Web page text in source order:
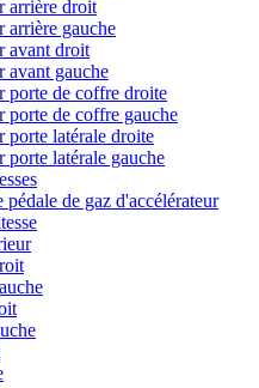
arrière droit
arrière gauche
avant droit
avant gauche
porte de coffre droite
porte de coffre gauche
porte latérale droite
porte latérale gauche
pédale de gaz d'accélérateur